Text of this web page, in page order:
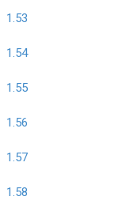
1.53
1.54
1.55
1.56
1.57
1.58